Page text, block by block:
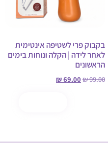
בקבוק פרי לשטיפה אינטימית
לאחר לידה | הקלה ונוחות בימים
הראשונים
₪99.00
₪69.00